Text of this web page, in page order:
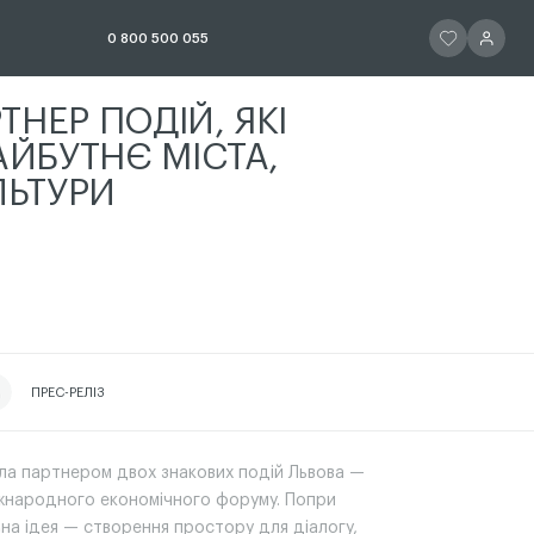
0 800 500 055 ЧИТАТИЧИТАТИ
ПОДІЙ, ЯКІ
МІСТА,
ПРЕС-РЕЛІЗ
ІСТОРІЮ
партнером двох знакових подій Львова —
економічного форуму. Попри
ідея — створення простору для діалогу,